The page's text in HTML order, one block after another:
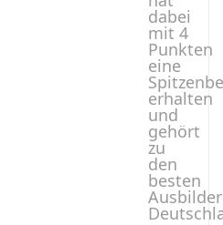
dabei
mit 4
Punkten
eine
erhalten
und
gehört
zu
den
besten